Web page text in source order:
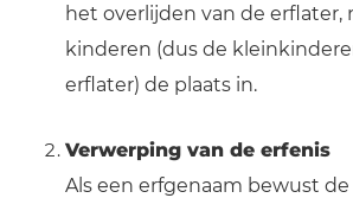
het overlijden van de erflater,
kinderen (dus de
erflater) de plaats in.
Verwerping van de erfenis
Als een erfgenaam bewust